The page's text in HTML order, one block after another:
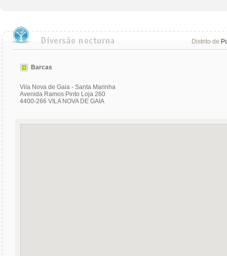
Distrito de
Barcas
Vila Nova de Gaia - Santa Marinha
Avenida Ramos Pinto Loja 260
4400-266 VILA NOVA DE GAIA